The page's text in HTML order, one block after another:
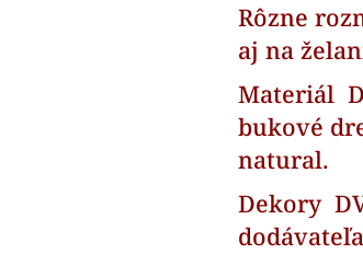
Rôzne
aj na
Materiál
bukové
natural.
Dekory
dodávateľa